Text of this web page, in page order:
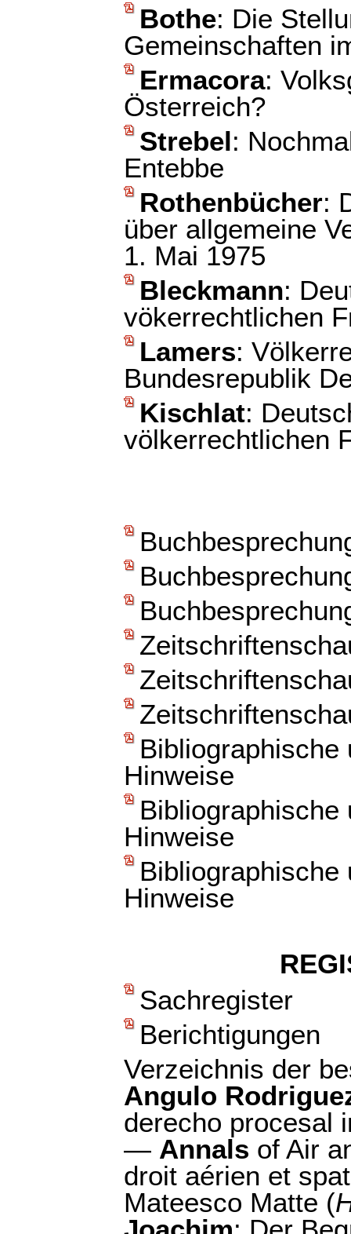
Bothe: Die
Gemeinschaften
Ermacora:
Österreich?
Strebel:
Entebbe
Rothenbücher:
über allgemeine
1. Mai 1975
Bleckmann:
vökerrechtlichen
Lamers:
Bundesrepublik
Kischlat:
völkerrechtlichen
Bibliographische
Hinweise
Bibliographische
Hinweise
Bibliographische
Hinweise
Sachregister
Berichtigungen
Verzeichnis der
Angulo
derecho procesal
— Annals of Air
droit aérien et
Mateesco Matte (